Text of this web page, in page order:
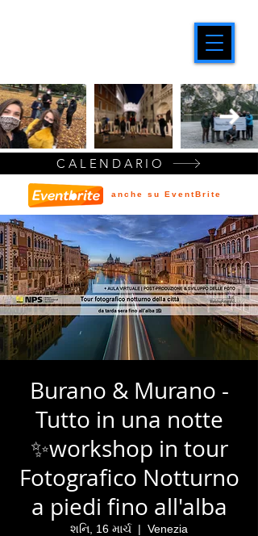
Burano & Murano -
Tutto in una notte
✨workshop in tour
Fotografico Notturno
a piedi fino all'alba
શનિ, 16 માર્ચ
  |
Venezia
CALENDARIO
anche su EventBrite